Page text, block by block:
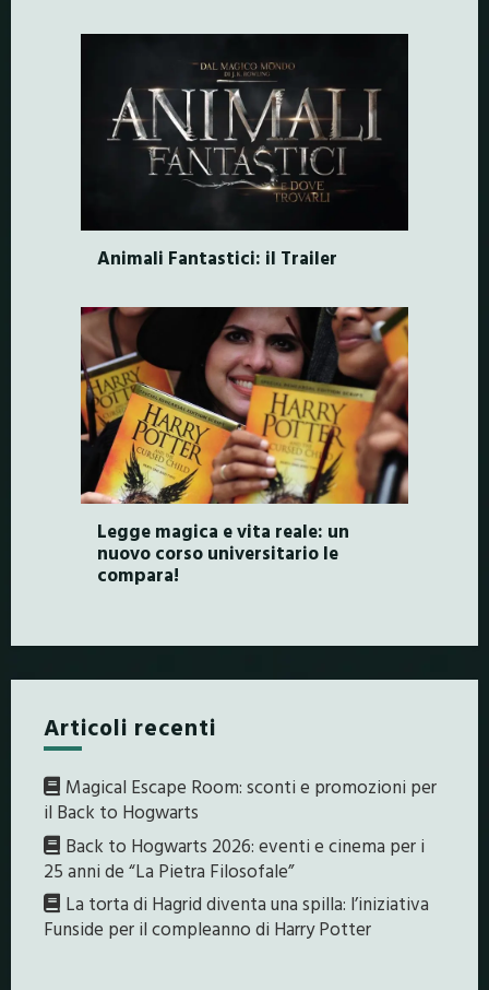
Animali Fantastici: il Trailer
Legge magica e vita reale: un
nuovo corso universitario le
compara!
Articoli recenti
Magical Escape Room: sconti e promozioni per
il Back to Hogwarts
Back to Hogwarts 2026: eventi e cinema per i
25 anni de “La Pietra Filosofale”
La torta di Hagrid diventa una spilla: l’iniziativa
Funside per il compleanno di Harry Potter